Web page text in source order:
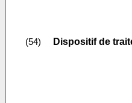
(54) Dispositif de